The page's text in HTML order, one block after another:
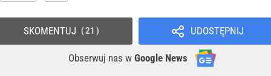
UDOSTĘPNIJ
Obserwuj nas w Google News
SKOMENTUJ 21